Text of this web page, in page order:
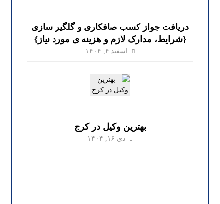
دریافت جواز کسب صافکاری و گلگیر سازی
{شرایط، مدارک لازم و هزینه ی مورد نیاز}
اسفند ۴, ۱۴۰۴
بهترین وکیل در کرج
دی ۱۶, ۱۴۰۴